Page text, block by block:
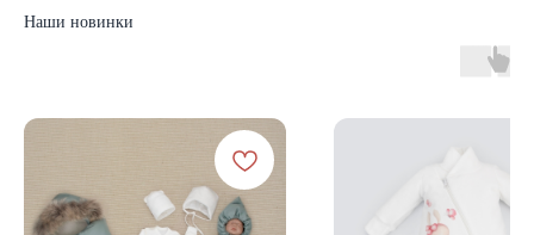
Наши новинки
Готовые подборки
Комплекты на выписку